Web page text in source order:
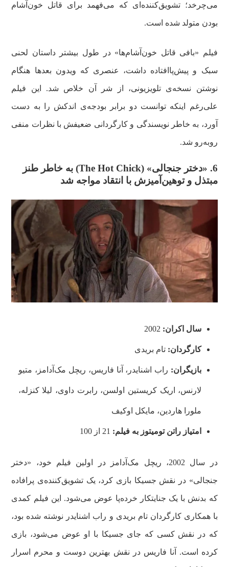
می‌چرخد؛ تشویق‌کننده‌ای که می‌فهمد برای قاتل خون‌آشام
بودن متولد شده است.
فیلم «بافی قاتل خون‌آشام‌ها» در طول بیشتر داستان لحنی
سبک و پیش‌پاافتاده داشت، عنصری که ویدون بعدها هنگام
نوشتن نسخه‌ی تلویزیونی، از شر آن خلاص شد. این فیلم
علی‌رغم اینکه توانست دو برابر بودجه‌ی اندکش را به‌ دست
آورد، به‌ خاطر نویسندگی و کارگردانی ضعیفش با نظرات منفی
روبه‌رو شد.
6. «دختر جنجالی» ( The Hot Chick) به‌ خاطر طنز
مبتذل و توهین‌آمیزش با انتقاد مواجه شد
سال اکران: 2002
کارگردان: تام بریدی
بازیگران: راب اشنایدر، آنا فاریس، ریچل مک‌آدامز، متیو
لارنس، اریک کریستین اولسن، رابرت داوی، لیلا کنزله،
ملورا هاردین، مایکل اوکیف
امتیاز راتن تومیتوز به فیلم: 21 از 100
در سال 2002، ریچل مک‌آدامز در اولین فیلم خود، «دختر
جنجالی» در نقش جسیکا بازی کرد، یک تشویق‌کننده‌ی پرافاده
که بدنش با یک جنایتکار خرده‌پا عوض می‌شود. این فیلم کمدی
با همکاری کارگردان تام بریدی و راب اشنایدر نوشته شده بود،
که در نقش کسی که جای جسیکا با او عوض می‌شود، بازی
کرده است. آنا فاریس در نقش بهترین دوست و محرم اسرار